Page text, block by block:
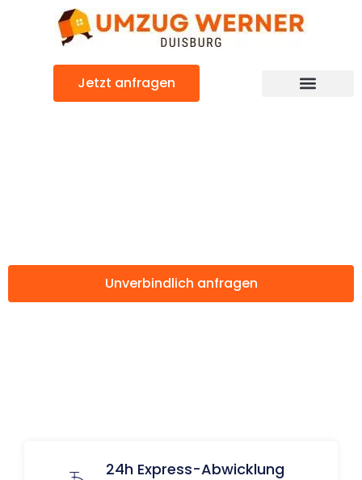
Jetzt anfragen
Unverbindlich anfragen
24h Express-Abwicklung